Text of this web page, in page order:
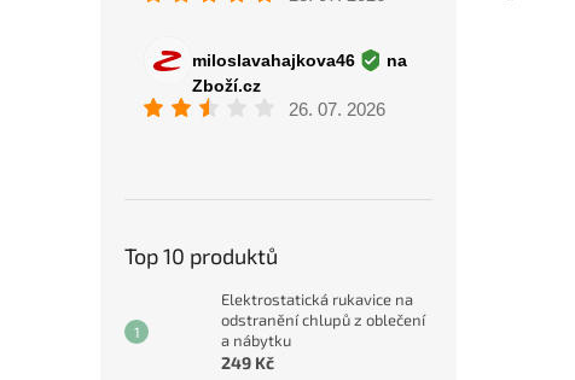
Top 10 produktů
Elektrostatická rukavice na
odstranění chlupů z oblečení
a nábytku
249 Kč